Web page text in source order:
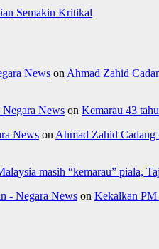
Semakin Kritikal
News on Ahmad Zahid
News on Kemarau 43
News on Ahmad Zahid
masih “kemarau” piala,
- Negara News on Kekalkan PM